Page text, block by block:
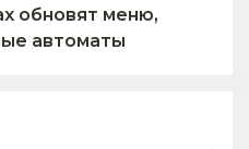
обновят меню,
автоматы